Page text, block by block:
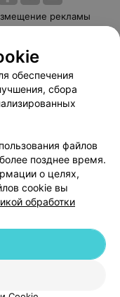
рекламы
Способы оплаты
103.by
данных
Республика Беларусь,
обеспечения
сбора
файлов
позднее время.
о целях,
cookie вы
обработки